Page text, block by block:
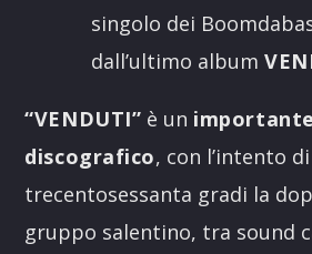
singolo dei
dall’ultimo album
“VENDUTI” è un
discografico, con l’intento
trecentosessanta gradi la
gruppo salentino, tra sound